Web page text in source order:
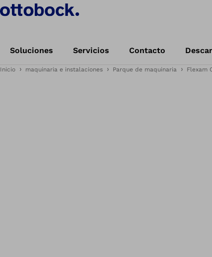
Soluciones Servicios Contacto
Inicio maquinaria e instalaciones Parque de maquinaria Flexam